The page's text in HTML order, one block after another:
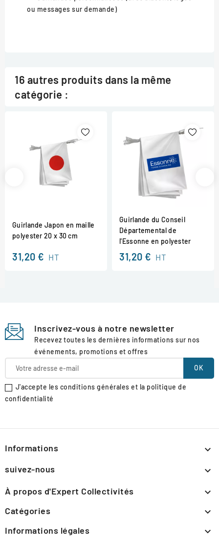
ou messages sur demande)
16 autres produits dans la même
catégorie :
Guirlande Japon en maille
polyester 20 x 30 cm
31,20 € HT
Guirlande du Conseil
Départemental de
l'Essonne en polyester
31,20 € HT
Inscrivez-vous à notre newsletter
Recevez toutes les dernières informations sur nos
événements, promotions et offres
J'accepte les conditions générales et la politique de
confidentialité
Informations 
suivez-nous 
À propos d'Expert Collectivités 
Catégories 
Informations légales 